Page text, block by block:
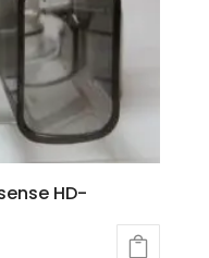
HD-